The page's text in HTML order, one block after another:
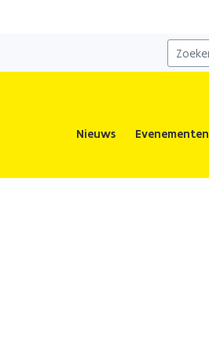
Nieuws Evenementen